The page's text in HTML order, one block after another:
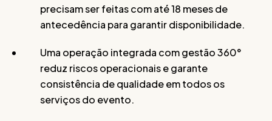
precisam ser feitas com até 18 meses de
antecedência para garantir disponibilidade.
Uma operação integrada com gestão 360°
reduz riscos operacionais e garante
consistência de qualidade em todos os
serviços do evento.